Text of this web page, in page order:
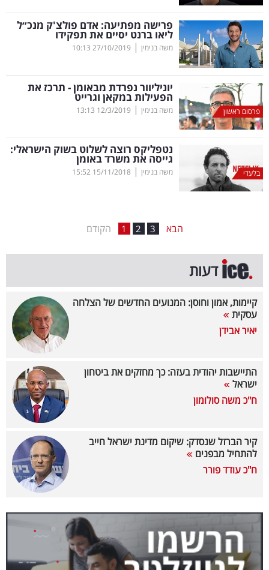
מינויים
רייטינג
רכב
בריאות
תרבות
תיירות
המילון
הכלכלי
פודקאסט
40
ניוזלטרים
מייל
פרישה מפתיעה: אדם פולצ'ק מנכ״ל
ליאו ברנט יסיים את תפקידו
משה בנימין |
27/10/2019
10:13
פרסום ראשון
יוניליוור נפרדת מבאומן - תרכז את
הפעילות במקאן וגרייט
משה בנימין |
12/3/2019
13:13
בלעדי
נטפליקס רוצה לשלוט בשוק הישראלי:
גייסה את משרד באומן
משה בנימין |
15/11/2018
15:52
הקודם 1 2 3 הבא
דעות
קיימות, אמון וחוסן: המנועים החדשים של הצלחה
עסקית
יאיר אבידן
התיישבות יהודית בעזה: כך מחזקים את ביטחון
ישראל
ח"כ משה סולומון
קיר הברזל שנסדק: שיקום מדינת ישראל חייב
להתחיל מבפנים
ח"כ עודד פורר